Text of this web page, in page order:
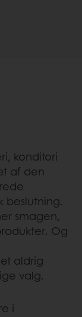
konditori
af den
beslutning.
smagen,
Og
aldrig
valg.
i